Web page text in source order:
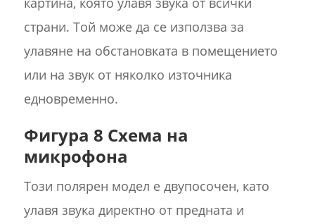
страни. Той може да се използва за
улавяне на обстановката в помещението
или на звук от няколко източника
едновременно.
Фигура 8 Схема на
микрофона
Този полярен модел е двупосочен, като
улавя звука директно от предната и